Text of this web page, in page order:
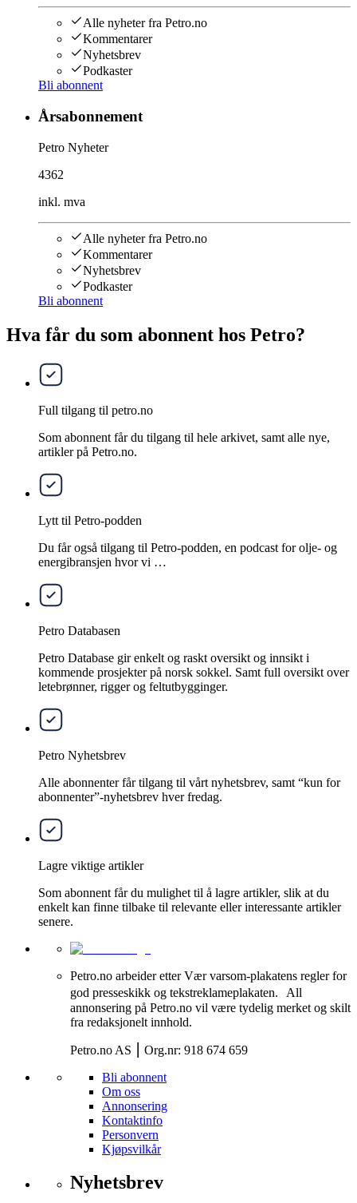
Alle nyheter fra Petro.no
Kommentarer
Nyhetsbrev
Podkaster
Bli abonnent
Årsabonnement
Petro Nyheter
4362
inkl. mva
Alle nyheter fra Petro.no
Kommentarer
Nyhetsbrev
Podkaster
Bli abonnent
Hva får du som abonnent hos Petro?
Full tilgang til petro.no
Som abonnent får du tilgang til hele arkivet, samt alle nye,
artikler på Petro.no.
Lytt til Petro-podden
Du får også tilgang til Petro-podden, en podcast for olje- og
energibransjen hvor vi …
Petro Databasen
Petro Database gir enkelt og raskt oversikt og innsikt i
kommende prosjekter på norsk sokkel. Samt full oversikt over
letebrønner, rigger og feltutbygginger.
Petro Nyhetsbrev
Alle abonnenter får tilgang til vårt nyhetsbrev, samt “kun for
abonnenter”-nyhetsbrev hver fredag.
Lagre viktige artikler
Som abonnent får du mulighet til å lagre artikler, slik at du
enkelt kan finne tilbake til relevante eller interessante artikler
senere.
Petro.no arbeider etter Vær varsom-plakatens regler for
god presseskikk og tekstreklameplakaten. All
annonsering på Petro.no vil være tydelig merket og skilt
fra redaksjonelt innhold.
Petro.no AS ⎮ Org.nr: 918 674 659
Bli abonnent
Om oss
Annonsering
Kontaktinfo
Personvern
Kjøpsvilkår
Nyhetsbrev